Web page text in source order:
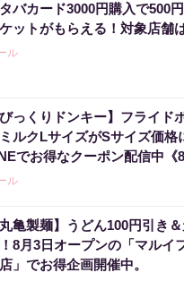
バカード3000円購入で500
ットがもらえる！対象店舗
ル
びっくりドンキー】フライド
ルクLサイズがSサイズ価格
でお得なクーポン配信中《
ル
丸亀製麺】うどん100円引き
8月3日オープンの「マルイ
」でお得企画開催中。